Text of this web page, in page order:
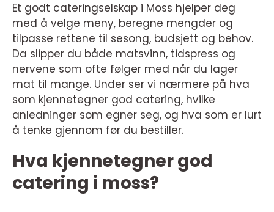
Et godt cateringselskap i Moss hjelper deg
med å velge meny, beregne mengder og
tilpasse rettene til sesong, budsjett og behov.
Da slipper du både matsvinn, tidspress og
nervene som ofte følger med når du lager
mat til mange. Under ser vi nærmere på hva
som kjennetegner god catering, hvilke
anledninger som egner seg, og hva som er lurt
å tenke gjennom før du bestiller.
Hva kjennetegner god
catering i moss?